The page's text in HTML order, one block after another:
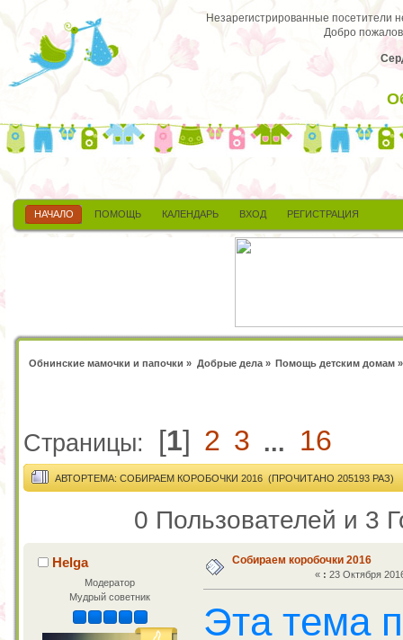
Незарегистрированные посетители
Добро
НАЧАЛО ПОМОЩЬ КАЛЕНДАРЬ ВХОД РЕГИСТРАЦИЯ
Обнинские мамочки и папочки » Добрые дела» Помощь детским домам»
Страницы: [1] 2 3 ... 16
АВТОРТЕМА: СОБИРАЕМ КОРОБОЧКИ 2016 (ПРОЧИТАНО 205193 РАЗ)
0 Пользователей и 3
Helga
Модератор
Мудрый советник
Собираем коробочки 2016
« : 23 Октября
Эта тема